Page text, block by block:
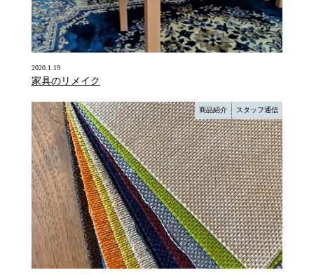
2020.1.19
家具のリメイク
商品紹介 スタッフ通信